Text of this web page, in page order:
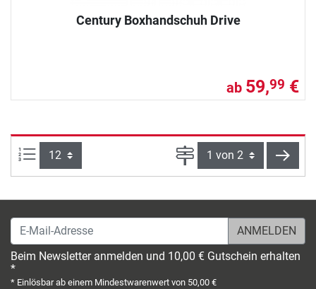
Century Boxhandschuh Drive
ab 59,99 €
Artikel pro Seite: Seite
E-Mail-Adresse
Beim Newsletter anmelden und 10,00 € Gutschein erhalten
*
* Einlösbar ab einem Mindestwarenwert von 50,00 €